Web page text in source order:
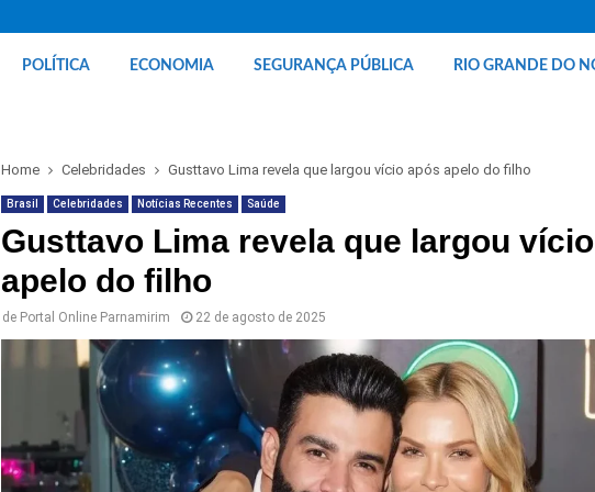
POLÍTICA ECONOMIA SEGURANÇA PÚBLICA RIO GRANDE DO
Home Celebridades Gusttavo Lima revela que largou vício após apelo do filho
Brasil Celebridades Notícias Recentes Saúde
Gusttavo Lima revela que largou
apelo do filho
de Portal Online Parnamirim 22 de agosto de 2025